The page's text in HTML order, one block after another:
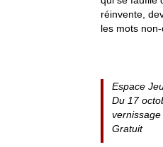
réinvente,
les mots
Espace
Du 17
Gratuit